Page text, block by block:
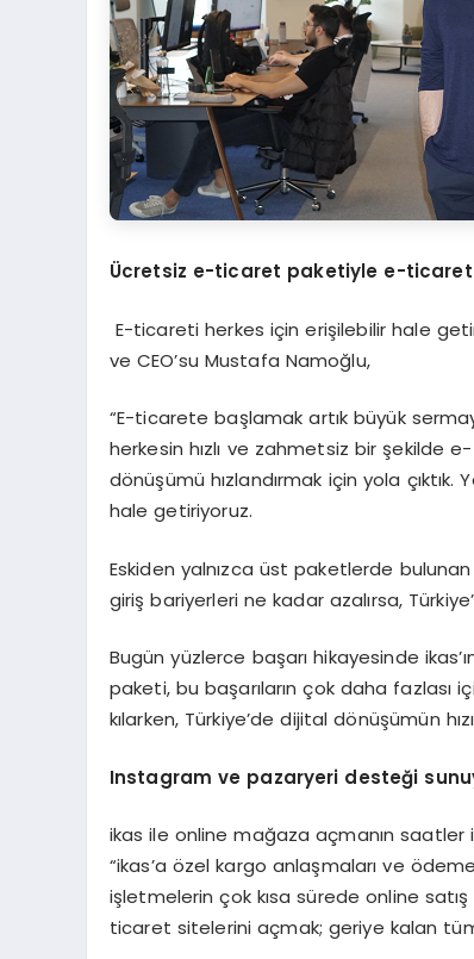
Ücretsiz e-ticaret paketiyle e-
E-ticareti herkes için erişilebilir hale
ve CEO’su Mustafa Namoğlu,
“E-ticarete başlamak artık büyük
herkesin hızlı ve zahmetsiz bir şekilde
dönüşümü hızlandırmak için yola
hale getiriyoruz.
Eskiden yalnızca üst paketlerde
giriş bariyerleri ne kadar azalırsa,
Bugün yüzlerce başarı hikayesinde
paketi, bu başarıların çok daha fazlası
kılarken, Türkiye’de dijital dönüşümün
Instagram ve pazaryeri desteği
ikas ile online mağaza açmanın
“ikas’a özel kargo anlaşmaları ve
işletmelerin çok kısa sürede online
ticaret sitelerini açmak; geriye kalan